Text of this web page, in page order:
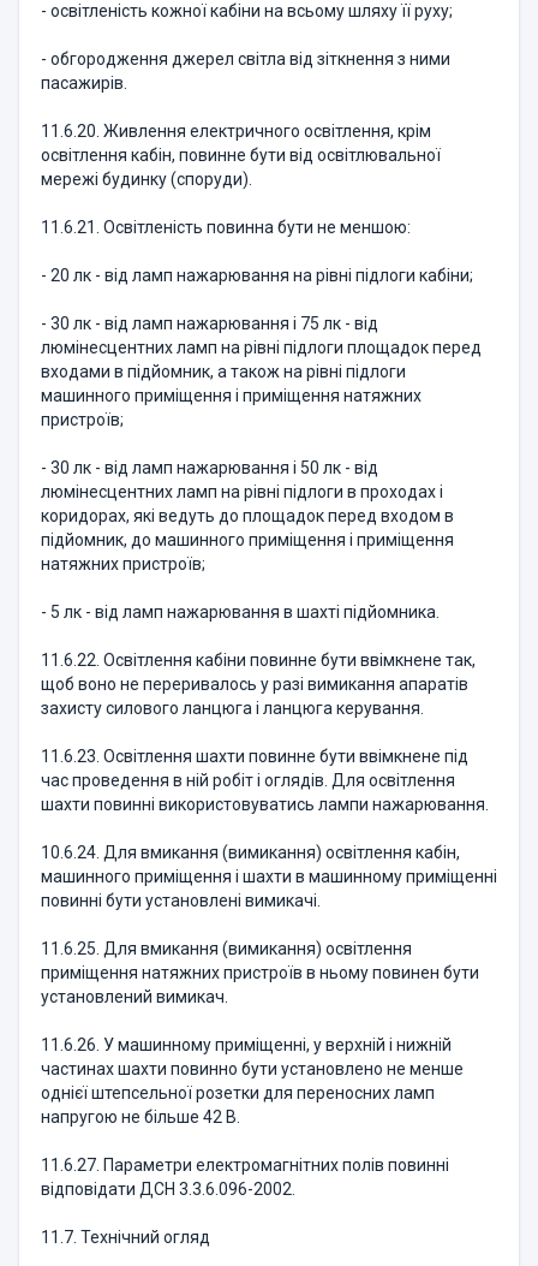
- освітленість кожної кабіни на всьому шляху її руху;
- обгородження джерел світла від зіткнення з ними
пасажирів.
11.6.20. Живлення електричного освітлення, крім
освітлення кабін, повинне бути від освітлювальної
мережі будинку (споруди).
11.6.21. Освітленість повинна бути не меншою:
- 20 лк - від ламп нажарювання на рівні підлоги кабіни;
- 30 лк - від ламп нажарювання і 75 лк - від
люмінесцентних ламп на рівні підлоги площадок перед
входами в підйомник, а також на рівні підлоги
машинного приміщення і приміщення натяжних
пристроїв;
- 30 лк - від ламп нажарювання і 50 лк - від
люмінесцентних ламп на рівні підлоги в проходах і
коридорах, які ведуть до площадок перед входом в
підйомник, до машинного приміщення і приміщення
натяжних пристроїв;
- 5 лк - від ламп нажарювання в шахті підйомника.
11.6.22. Освітлення кабіни повинне бути ввімкнене так,
щоб воно не переривалось у разі вимикання апаратів
захисту силового ланцюга і ланцюга керування.
11.6.23. Освітлення шахти повинне бути ввімкнене під
час проведення в ній робіт і оглядів. Для освітлення
шахти повинні використовуватись лампи нажарювання.
10.6.24. Для вмикання (вимикання) освітлення кабін,
машинного приміщення і шахти в машинному приміщенні
повинні бути установлені вимикачі.
11.6.25. Для вмикання (вимикання) освітлення
приміщення натяжних пристроїв в ньому повинен бути
установлений вимикач.
11.6.26. У машинному приміщенні, у верхній і нижній
частинах шахти повинно бути установлено не менше
однієї штепсельної розетки для переносних ламп
напругою не більше 42 В.
11.6.27. Параметри електромагнітних полів повинні
відповідати ДСН 3.3.6.096-2002.
11.7. Технічний огляд